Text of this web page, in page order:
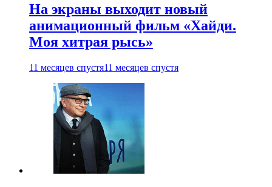
На экраны выходит новый
анимационный фильм «Хайди.
Моя хитрая рысь»
11 месяцев спустя11 месяцев спустя